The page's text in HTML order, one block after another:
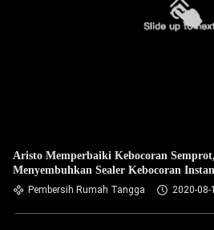
Aristo Memperbaiki Kebocoran
Menyembuhkan Sealer Kebocoran
Seal Fleksibel Karet Sealant
Pembersih Rumah Tangga 2020-08-